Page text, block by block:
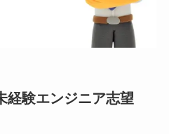
経験エンジニア志望